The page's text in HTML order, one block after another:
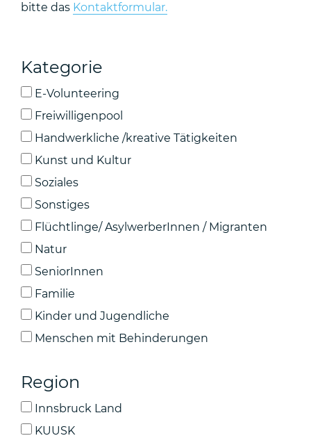
bitte das Kontaktformular.
Kategorie
E-Volunteering
Freiwilligenpool
Handwerkliche /kreative Tätigkeiten
Kunst und Kultur
Soziales
Sonstiges
Flüchtlinge/ AsylwerberInnen / Migranten
Natur
SeniorInnen
Familie
Kinder und Jugendliche
Menschen mit Behinderungen
Region
Innsbruck Land
KUUSK